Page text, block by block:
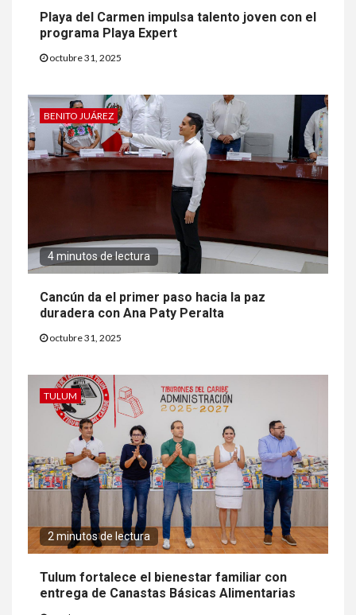
Playa del Carmen impulsa talento joven con el
programa Playa Expert
octubre 31, 2025
BENITO JUÁREZ
4 minutos de lectura
Cancún da el primer paso hacia la paz
duradera con Ana Paty Peralta
octubre 31, 2025
TULUM
2 minutos de lectura
Tulum fortalece el bienestar familiar con
entrega de Canastas Básicas Alimentarias